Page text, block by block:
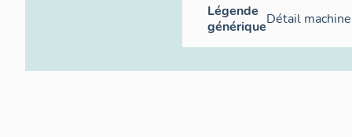
Légende
génériqueDétail machine